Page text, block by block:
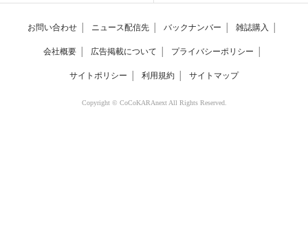
お問い合わせ ニュース配信先 バックナンバー 雑誌購入
会社概要 広告掲載について プライバシーポリシー
サイトポリシー 利用規約 サイトマップ
Copyright © CoCoKARAnext All Rights Reserved.